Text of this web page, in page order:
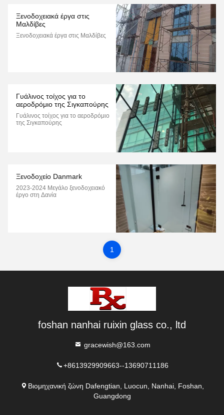
Ξενοδοχειακά έργα στις
Μαλδίβες
Ξενοδοχειακά έργα στις Μαλδίβες
Γυάλινος τοίχος για το
αεροδρόμιο της Σιγκαπούρης
Γυάλινος τοίχος για το αεροδρόμιο
της Σιγκαπούρης
Ξενοδοχείο Danmark
2023-2024 Μεγάλο ξενοδοχειακό
έργο στη Δανία
1
foshan nanhai ruixin glass co., ltd
gracewish@163.com
+8613929909663--13690711186
Βιομηχανική ζώνη Dafengtian, Luocun, Nanhai, Foshan,
Guangdong